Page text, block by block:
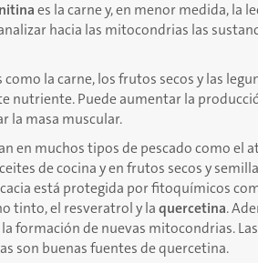
es la carne y, en menor medida, la
hacia las mitocondrias las
la carne, los frutos secos y las
nutriente. Puede aumentar la
la masa muscular.
en muchos tipos de pescado como el
de cocina y en frutos secos y
está protegida por fitoquímicos
tinto, el resveratrol y la quercetina.
formación de nuevas mitocondrias.
son buenas fuentes de quercetina.